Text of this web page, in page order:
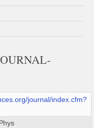
journal/index.cfm?